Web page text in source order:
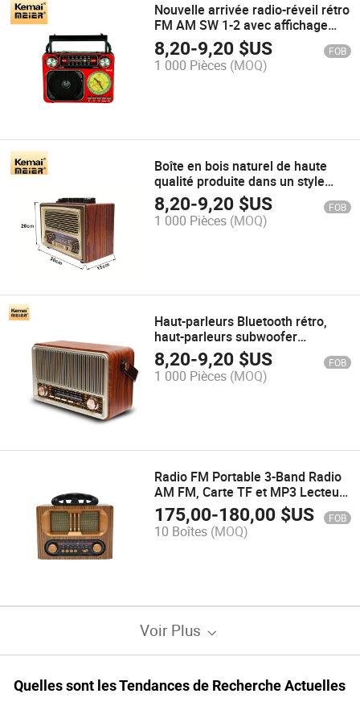
Nouvelle arrivée radio-réveil rétro
FM AM SW 1-2 avec affichage
Bluetooth et application de
recharge USB TF, radio d'urgence
8,20-9,20 $US FOB
1 000 Pièces (MOQ)
Boîte en bois naturel de haute
qualité produite dans un style
rétro classique avec des
fonctionnalités multi-bandes FM
et AM, USB
8,20-9,20 $US FOB
1 000 Pièces (MOQ)
Haut-parleurs Bluetooth rétro,
haut-parleurs subwoofer
classiques, radio FM
8,20-9,20 $US FOB
1 000 Pièces (MOQ)
Radio FM Portable 3-Band Radio
AM FM, Carte TF et MP3 Lecteur,
Haut-parleur Rechargeable,
Design Rétro Bluetooth M-1931bt
175,00-180,00 $US FOB
10 Boîtes (MOQ)
Voir Plus
Quelles sont les Tendances de Recherche Actuelles